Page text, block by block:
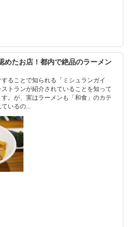
めたお店！都内で絶品のラーメン
ることで知られる「ミシュランガイ
ストランが紹介されていることを知って
。が、実はラーメンも「和食」のカテ
いるの...